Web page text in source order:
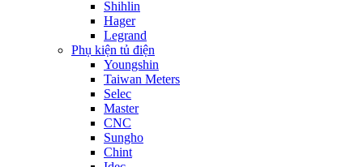
Shihlin
Hager
Legrand
Phụ kiện tủ điện
Youngshin
Taiwan Meters
Selec
Master
CNC
Sungho
Chint